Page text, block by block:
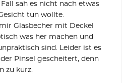
sah es nicht nach etwas
tun wollte.
Glasbecher mit Deckel
was her machen und
sind. Leider ist es
Pinsel gescheitert, denn
zu kurz.